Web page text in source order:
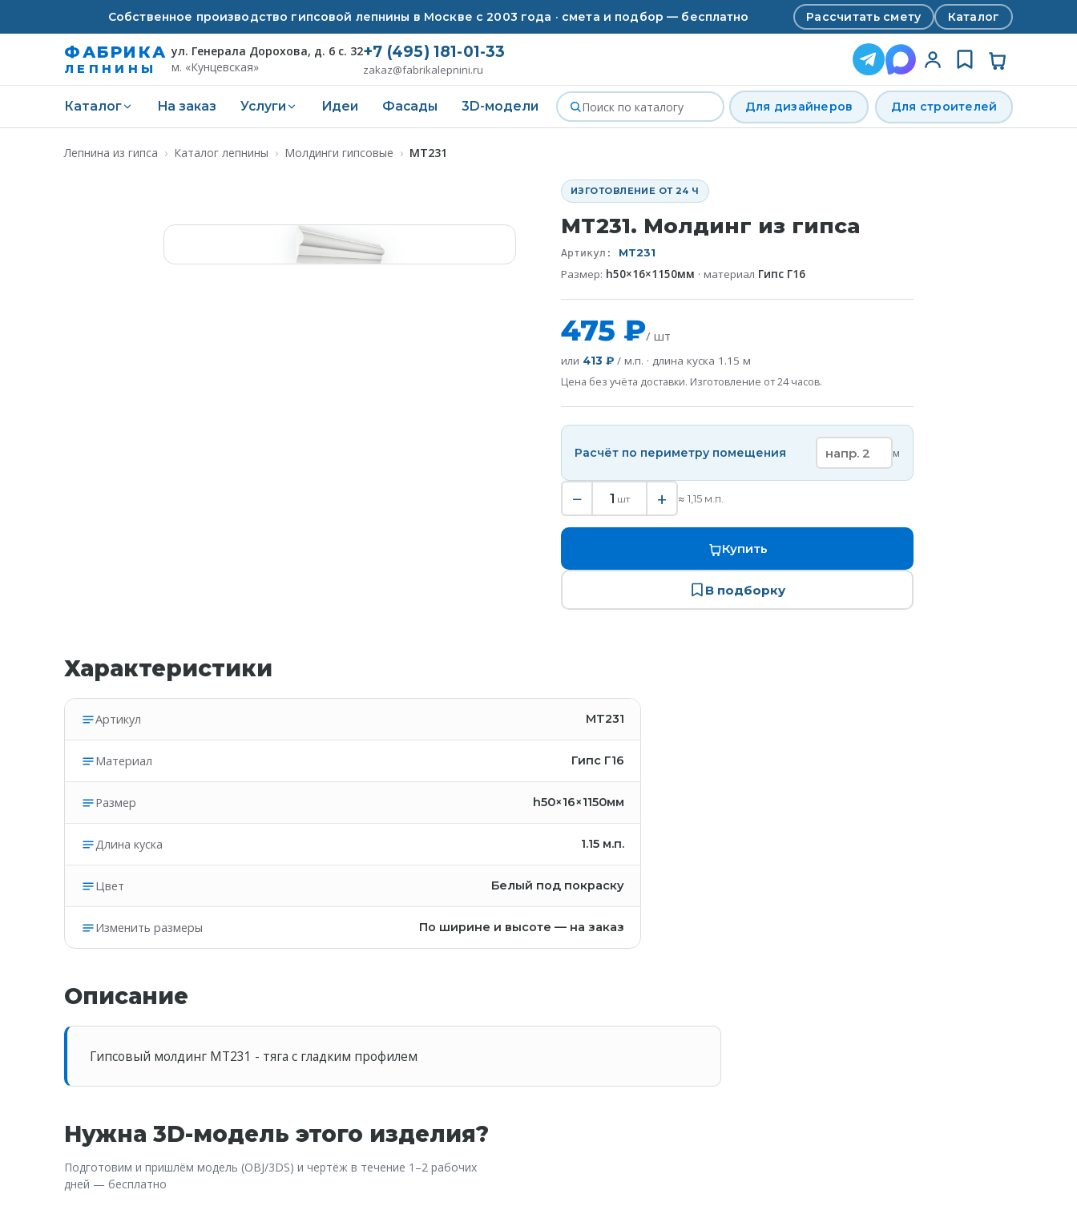
Собственное производство гипсовой лепнины в Москве с 2003 года · смета и подбор — бесплатно Рассчитать смету Каталог
ФАБРИКА
ЛЕПНИНЫ
ул. Генерала Дорохова, д. 6 с. 32
м. «Кунцевская»
+7 (495) 181-01-33
zakaz@fabrikalepnini.ru
Каталог На заказ Услуги Идеи Фасады 3D-модели Для дизайнеров Для строителей
Лепнина из гипса › Каталог лепнины › Молдинги гипсовые › MT231
ИЗГОТОВЛЕНИЕ ОТ 24 Ч
MT231. Молдинг из гипса
Артикул: MT231
Размер: h50×16×1150мм · материал Гипс Г16
475 ₽/ шт
или 413 ₽ / м.п. · длина куска 1.15 м
Цена без учёта доставки. Изготовление от 24 часов.
Расчёт по периметру помещения м
− 1 шт + ≈ 1,15 м.п.
Купить
В подборку
Характеристики
Артикул MT231
Материал Гипс Г16
Размер h50×16×1150мм
Длина куска 1.15 м.п.
Цвет Белый под покраску
Изменить размеры По ширине и высоте — на заказ
Описание
Гипсовый молдинг MT231 - тяга с гладким профилем
Нужна 3D-модель этого изделия?
Подготовим и пришлём модель (OBJ/3DS) и чертёж в течение 1–2 рабочих
дней — бесплатно